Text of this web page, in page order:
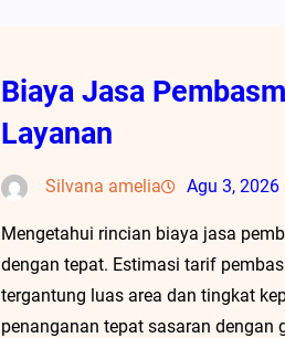
Biaya Jasa
Layanan
Silvana amelia Agu 3, 2026
Mengetahui rincian biaya jasa
dengan tepat. Estimasi tarif
tergantung luas area dan tingkat
penanganan tepat sasaran dengan